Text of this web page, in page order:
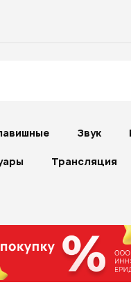
Звук
Трансляция